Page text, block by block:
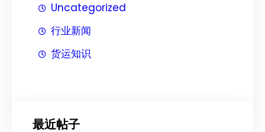
Uncategorized
行业新闻
货运知识
最近帖子